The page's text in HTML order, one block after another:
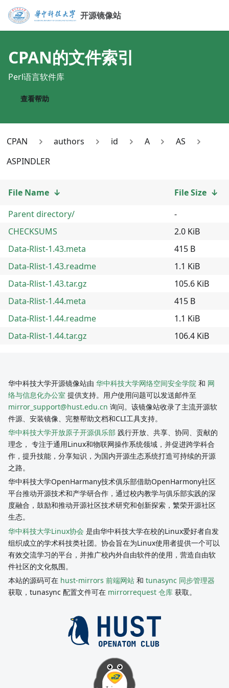
开源镜像站
CPAN的文件索引
Perl语言软件库
查看帮助
CPAN authors id A
AS
ASPINDLER
File Name ↓ File Size ↓
Parent directory/
-
CHECKSUMS
2.0 KiB
Data-Rlist-1.43.meta
415 B
Data-Rlist-1.43.readme
1.1 KiB
Data-Rlist-1.43.tar.gz
105.6 KiB
Data-Rlist-1.44.meta
415 B
Data-Rlist-1.44.readme
1.1 KiB
Data-Rlist-1.44.tar.gz
106.4 KiB
华中科技大学开源镜像站由 华中科技大学网络空间安全学院 和 网
络与信息化办公室 提供支持。用户使用问题可以发送邮件至
mirror_support@hust.edu.cn 询问。该镜像站收录了主流开源软
件源、安装镜像、完整帮助文档和CLI工具支持。
华中科技大学开放原子开源俱乐部 践行开放、共享、协同、贡献的
理念， 专注于通用Linux和物联网操作系统领域，并促进跨学科合
作，提升技能，分享知识，为国内开源生态系统打造可持续的开源
之路。
华中科技大学OpenHarmany技术俱乐部借助OpenHarmony社区
平台推动开源技术和产学研合作，通过校内教学与俱乐部实践的深
度融合，鼓励和推动开源社区技术研究和创新探索，繁荣开源社区
生态。
华中科技大学Linux协会 是由华中科技大学在校的Linux爱好者自发
组织成立的学术科技类社团。协会旨在为Linux使用者提供一个可以
有效交流学习的平台，并推广校内外自由软件的使用，营造自由软
件社区的文化氛围。
本站的源码可在 hust-mirrors 前端网站 和 tunasync 同步管理器
获取，tunasync 配置文件可在 mirrorrequest 仓库 获取。